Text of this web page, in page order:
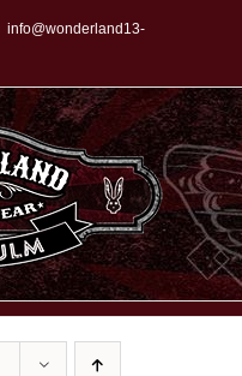
info@wonderland13-